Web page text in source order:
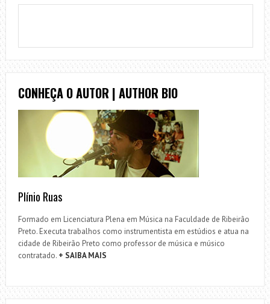
CONHEÇA O AUTOR | AUTHOR BIO
Plínio Ruas
Formado em Licenciatura Plena em Música na Faculdade de Ribeirão
Preto. Executa trabalhos como instrumentista em estúdios e atua na
cidade de Ribeirão Preto como professor de música e músico
contratado. + SAIBA MAIS